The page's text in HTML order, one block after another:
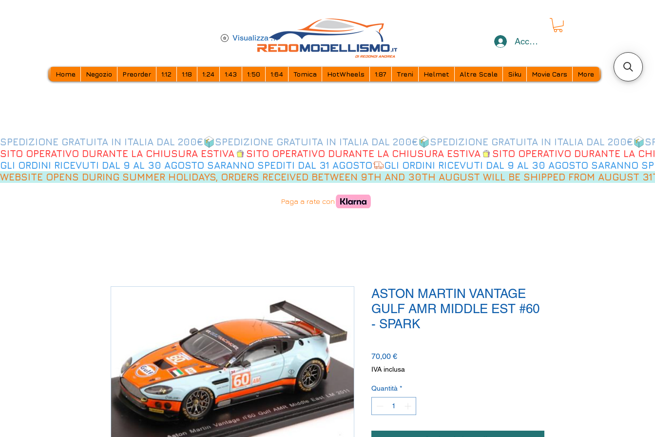
Visualizza punti Accedi
Home Negozio Preorder 1:12 1:18 1:24 1:43 1:50 1:64 Tomica HotWheels 1:87 Treni Helmet Altre Scale Siku Movie Cars More
SPEDIZIONE GRATUITA IN ITALIA DAL 200€
SITO OPERATIVO DURANTE LA CHIUSURA ESTIVA
GLI ORDINI RICEVUTI DAL 9 AL 30 AGOSTO SARANNO SPEDITI DAL 31 AGOSTO
WEBSITE OPENS DURING SUMMER HOLIDAYS, ORDERS RECEIVED BETWEEN 9TH AND 30TH AUGUST WILL BE SHIPPED FROM AUGUST
Paga a rate con
ASTON MARTIN VANTAGE
GULF AMR MIDDLE EST #60
- SPARK
70,00 €Prezzo
IVA inclusa
Quantità *